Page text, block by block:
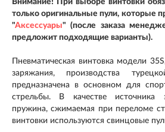
Внимание! При выборе винтовки
только оригинальные пули, которые
"Аксессуары" (после заказа
предложит подходящие варианты).
Пневматическая винтовка модели
заряжания, производства
предназначена в основном для
стрельбы. В качестве источника
пружина, сжимаемая при переломе
винтовки используются свинцовые